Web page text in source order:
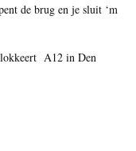
de brug en je sluit ‘m
A12 in Den